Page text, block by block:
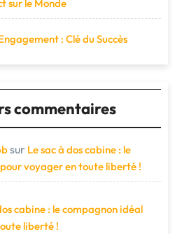
sur le Monde
: Clé du Succès
commentaires
sur Le sac à dos cabine : le
voyager en toute liberté !
cabine : le compagnon idéal
liberté !